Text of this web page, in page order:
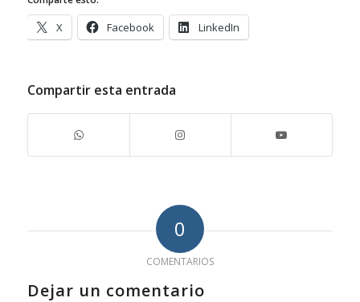
X Facebook LinkedIn
Compartir esta entrada
0
COMENTARIOS
Dejar un comentario